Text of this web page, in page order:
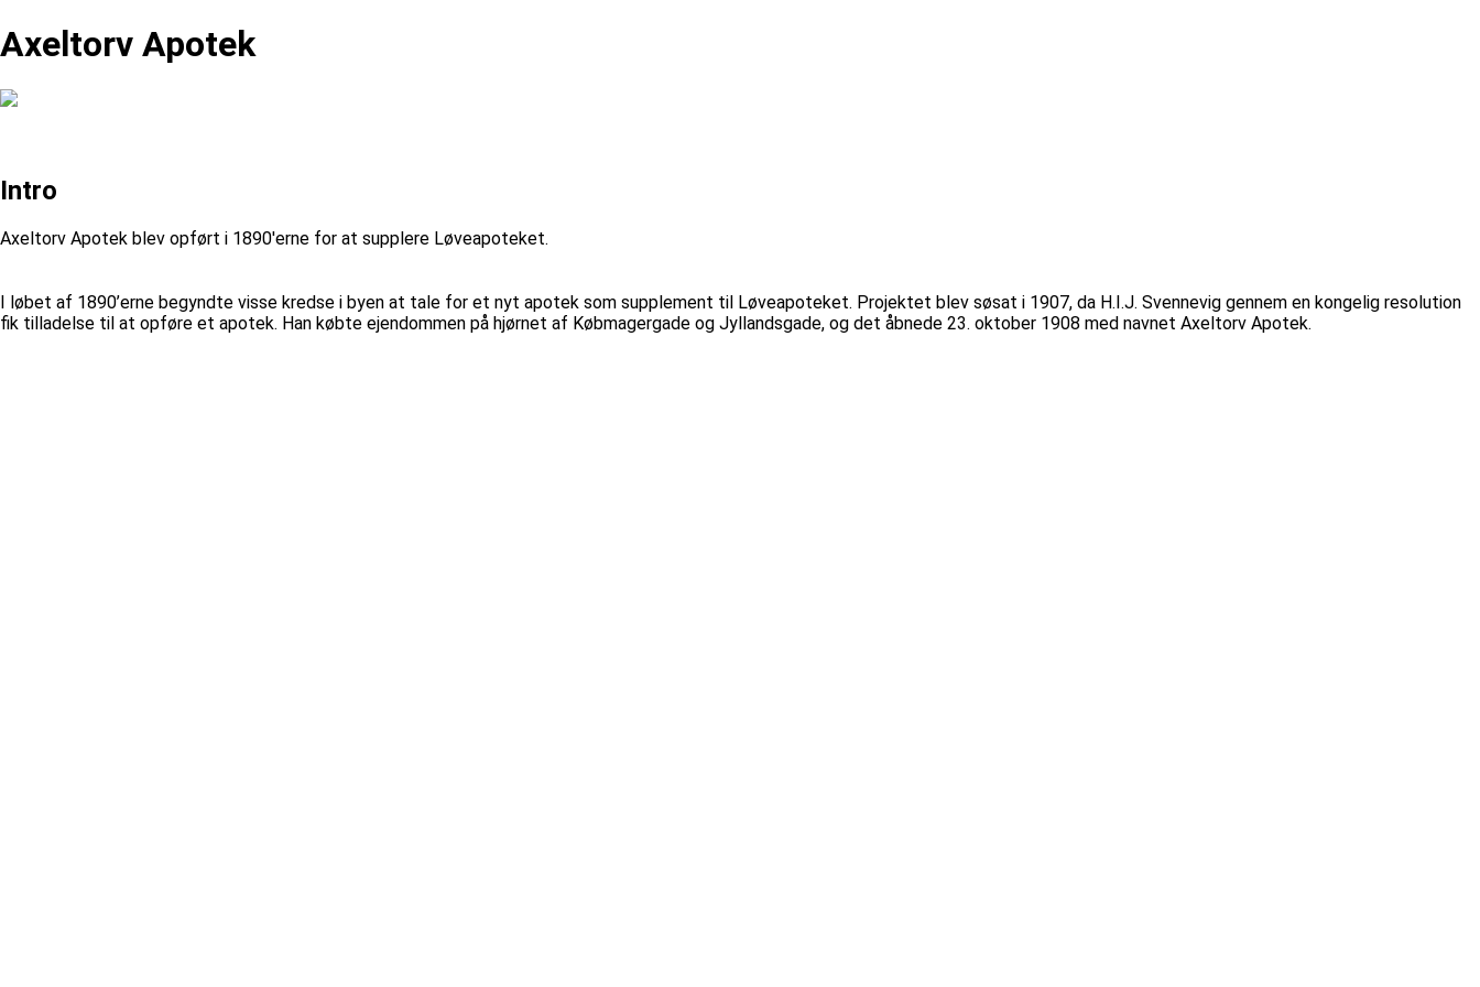
Axeltorv Apotek
Intro
Axeltorv Apotek blev opført i 1890'erne for at supplere Løveapoteket.
I løbet af 1890’erne begyndte visse kredse i byen at tale for et nyt apotek som supplement til Løveapoteket. Projektet blev søsat i 1907, da H.I.J. Svennevig gennem en kongelig resolution
fik tilladelse til at opføre et apotek. Han købte ejendommen på hjørnet af Købmagergade og Jyllandsgade, og det åbnede 23. oktober 1908 med navnet Axeltorv Apotek.